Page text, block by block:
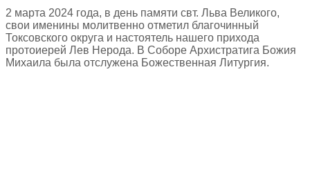
2 марта 2024 года, в день памяти свт. Льва Великого,
свои именины молитвенно отметил благочинный
Токсовского округа и настоятель нашего прихода
протоиерей Лев Нерода. В Соборе Архистратига Божия
Михаила была отслужена Божественная Литургия.